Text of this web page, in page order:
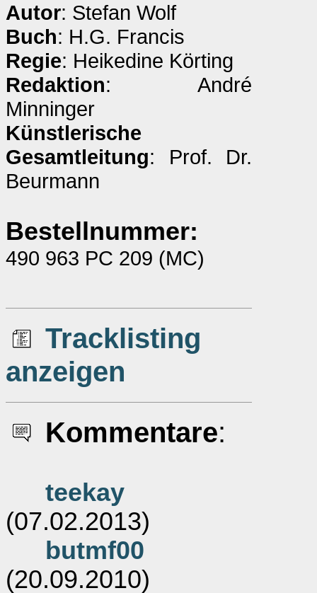
Autor: Stefan Wolf
Buch: H.G. Francis
Regie: Heikedine Körting
Redaktion: André
Minninger
Künstlerische
Gesamtleitung: Prof. Dr.
Beurmann
Bestellnummer:
490 963 PC 209 (MC)
Tracklisting
anzeigen
Kommentare:
teekay
(07.02.2013)
butmf00
(20.09.2010)